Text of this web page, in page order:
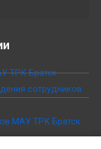
ТРК Братск
сотрудников
МАУ ТРК Братск